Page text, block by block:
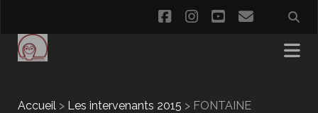
facebookinstagram
youtubeemail
Accueil> Les intervenants 2015 > FONTAINE